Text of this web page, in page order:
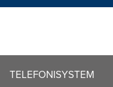
TELEFONISYSTEM